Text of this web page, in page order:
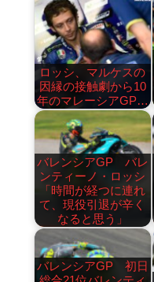
ロッシ、マルケスの
因縁の接触劇から10
年のマレーシアGP…
バレンシアGP バレ
ンティーノ・ロッシ
「時間が経つに連れ
て、現役引退が辛く
なると思う」
バレンシアGP 初日